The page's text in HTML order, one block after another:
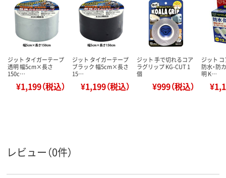
ジット タイガーテープ
透明 幅5cm×長さ
150c…
¥1,199（税込）
ジット タイガーテープ
ブラック 幅5cm×長さ
15…
¥1,199（税込）
ジット 手で切れるコア
ラグリップ KG-CUT 1
個
¥999（税込）
ジット
防水・防
明 K…
レビュー（0件）